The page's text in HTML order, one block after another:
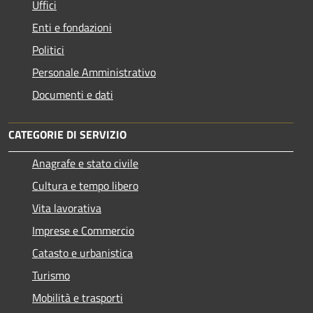
Uffici
Enti e fondazioni
Politici
Personale Amministrativo
Documenti e dati
CATEGORIE DI SERVIZIO
Anagrafe e stato civile
Cultura e tempo libero
Vita lavorativa
Imprese e Commercio
Catasto e urbanistica
Turismo
Mobilità e trasporti